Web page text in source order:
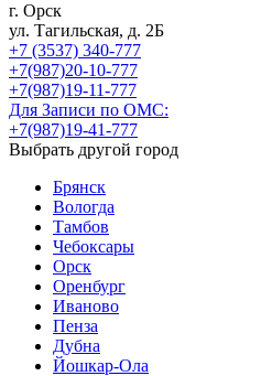
г. Орск
ул. Тагильская, д. 2Б
+7 (3537) 340-777
+7(987)20-10-777
+7(987)19-11-777
Для Записи по ОМС:
+7(987)19-41-777
Выбрать другой город
Брянск
Вологда
Тамбов
Чебоксары
Орск
Оренбург
Иваново
Пенза
Дубна
Йошкар-Ола